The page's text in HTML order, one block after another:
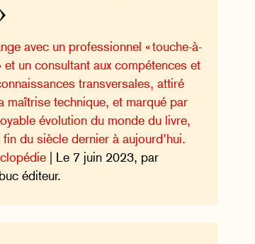
avec un professionnel « touche-à-
et un consultant aux compétences et
transversales, attiré
maîtrise technique, et marqué par
évolution du monde du livre,
du siècle dernier à aujourd’hui.
| Le 7 juin 2023, par
éditeur.